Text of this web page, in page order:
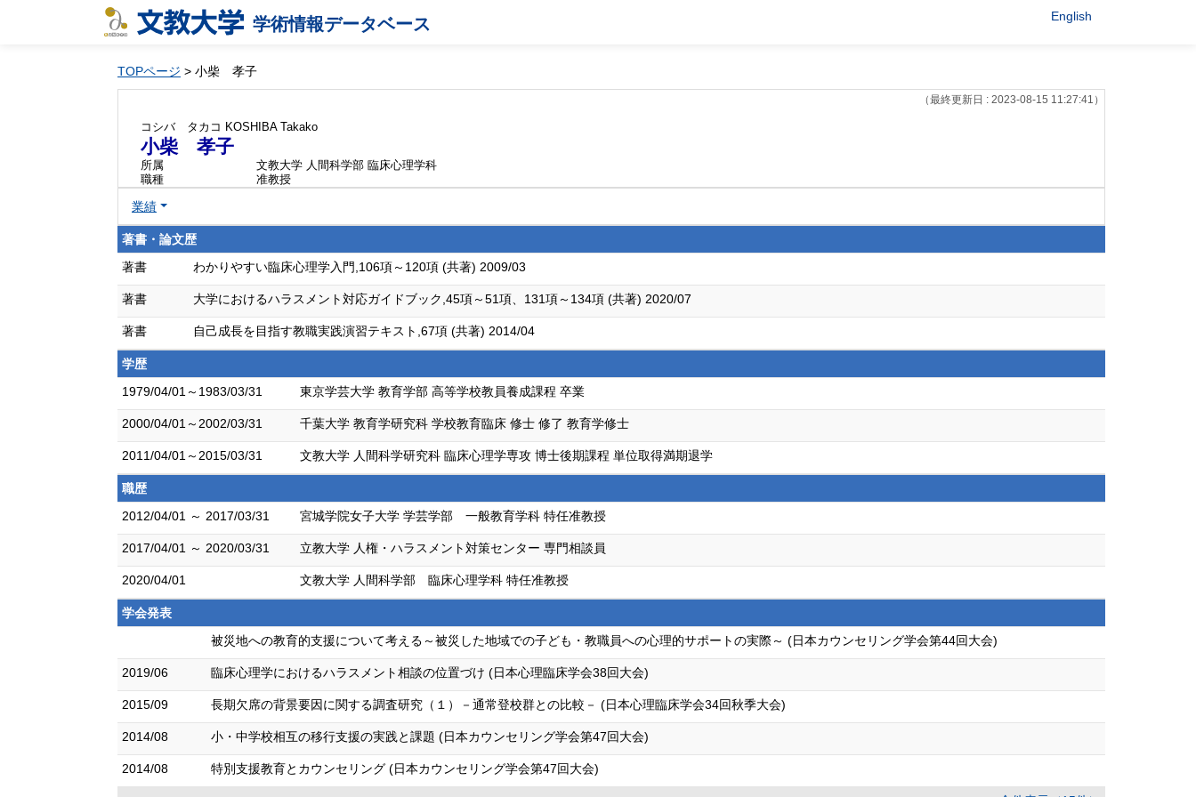
学術情報データベース English
TOPページ > 小柴 孝子
（最終更新日 : 2023-08-15 11:27:41）
コシバ タカコ KOSHIBA Takako
小柴 孝子
所属
文教大学 人間科学部 臨床心理学科
職種
准教授
業績
著書・論文歴
著書
わかりやすい臨床心理学入門,106項～120項 (共著) 2009/03
著書 大学におけるハラスメント対応ガイドブック,45項～51項、131項～134項 (共著) 2020/07
著書 自己成長を目指す教職実践演習テキスト,67項 (共著) 2014/04
学歴
1979/04/01～1983/03/31
東京学芸大学 教育学部 高等学校教員養成課程 卒業
2000/04/01～2002/03/31 千葉大学 教育学研究科 学校教育臨床 修士 修了 教育学修士
2011/04/01～2015/03/31 文教大学 人間科学研究科 臨床心理学専攻 博士後期課程 単位取得満期退学
職歴
2012/04/01 ～ 2017/03/31
宮城学院女子大学 学芸学部 一般教育学科 特任准教授
2017/04/01 ～ 2020/03/31 立教大学 人権・ハラスメント対策センター 専門相談員
2020/04/01 文教大学 人間科学部 臨床心理学科 特任准教授
学会発表
被災地への教育的支援について考える～被災した地域での子ども・教職員への心理的サポートの実際～ (日本カウンセリング学会第44回大会)
2019/06 臨床心理学におけるハラスメント相談の位置づけ (日本心理臨床学会38回大会)
2015/09 長期欠席の背景要因に関する調査研究（１）－通常登校群との比較－ (日本心理臨床学会34回秋季大会)
2014/08 小・中学校相互の移行支援の実践と課題 (日本カウンセリング学会第47回大会)
2014/08 特別支援教育とカウンセリング (日本カウンセリング学会第47回大会)